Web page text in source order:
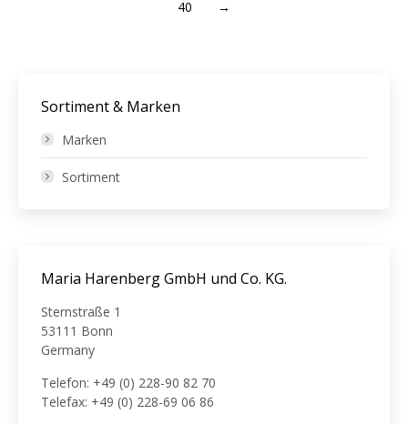
40
→
Sortiment & Marken
Marken
Sortiment
Maria Harenberg GmbH und Co. KG.
Sternstraße 1
53111 Bonn
Germany
Telefon: +49 (0) 228-90 82 70
Telefax: +49 (0) 228-69 06 86